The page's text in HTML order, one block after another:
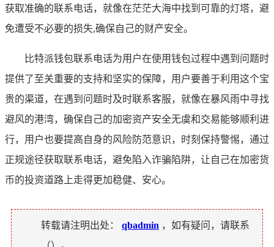
获取准确的联系电话，就像在茫茫大海中找到可靠的灯塔，避
免遭受不必要的损失,确保自己的财产安全。
比特派钱包联系电话为用户在使用钱包过程中遇到问题时
提供了至关重要的支持和坚实的保障，用户要善于利用这个宝
贵的渠道，在遇到问题时及时联系客服，就像在暴风雨中寻找
避风的港湾，确保自己的加密资产安全无虞和交易能够顺利进
行，用户也要提高自身的风险防范意识，时刻保持警惕，通过
正规途径获取联系电话，避免陷入诈骗陷阱，让自己在加密货
币的投资道路上走得更加稳健、安心。
转载请注明出处： qbadmin ，如有疑问，请联系